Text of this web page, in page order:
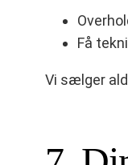
Få
Vi sælger